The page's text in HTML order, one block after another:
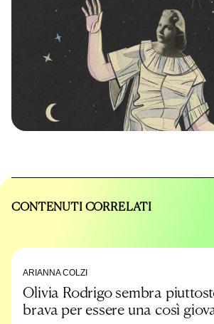
CONTENUTI CORRELATI
ARIANNA COLZI
Olivia Rodrigo sembra
brava per essere una così